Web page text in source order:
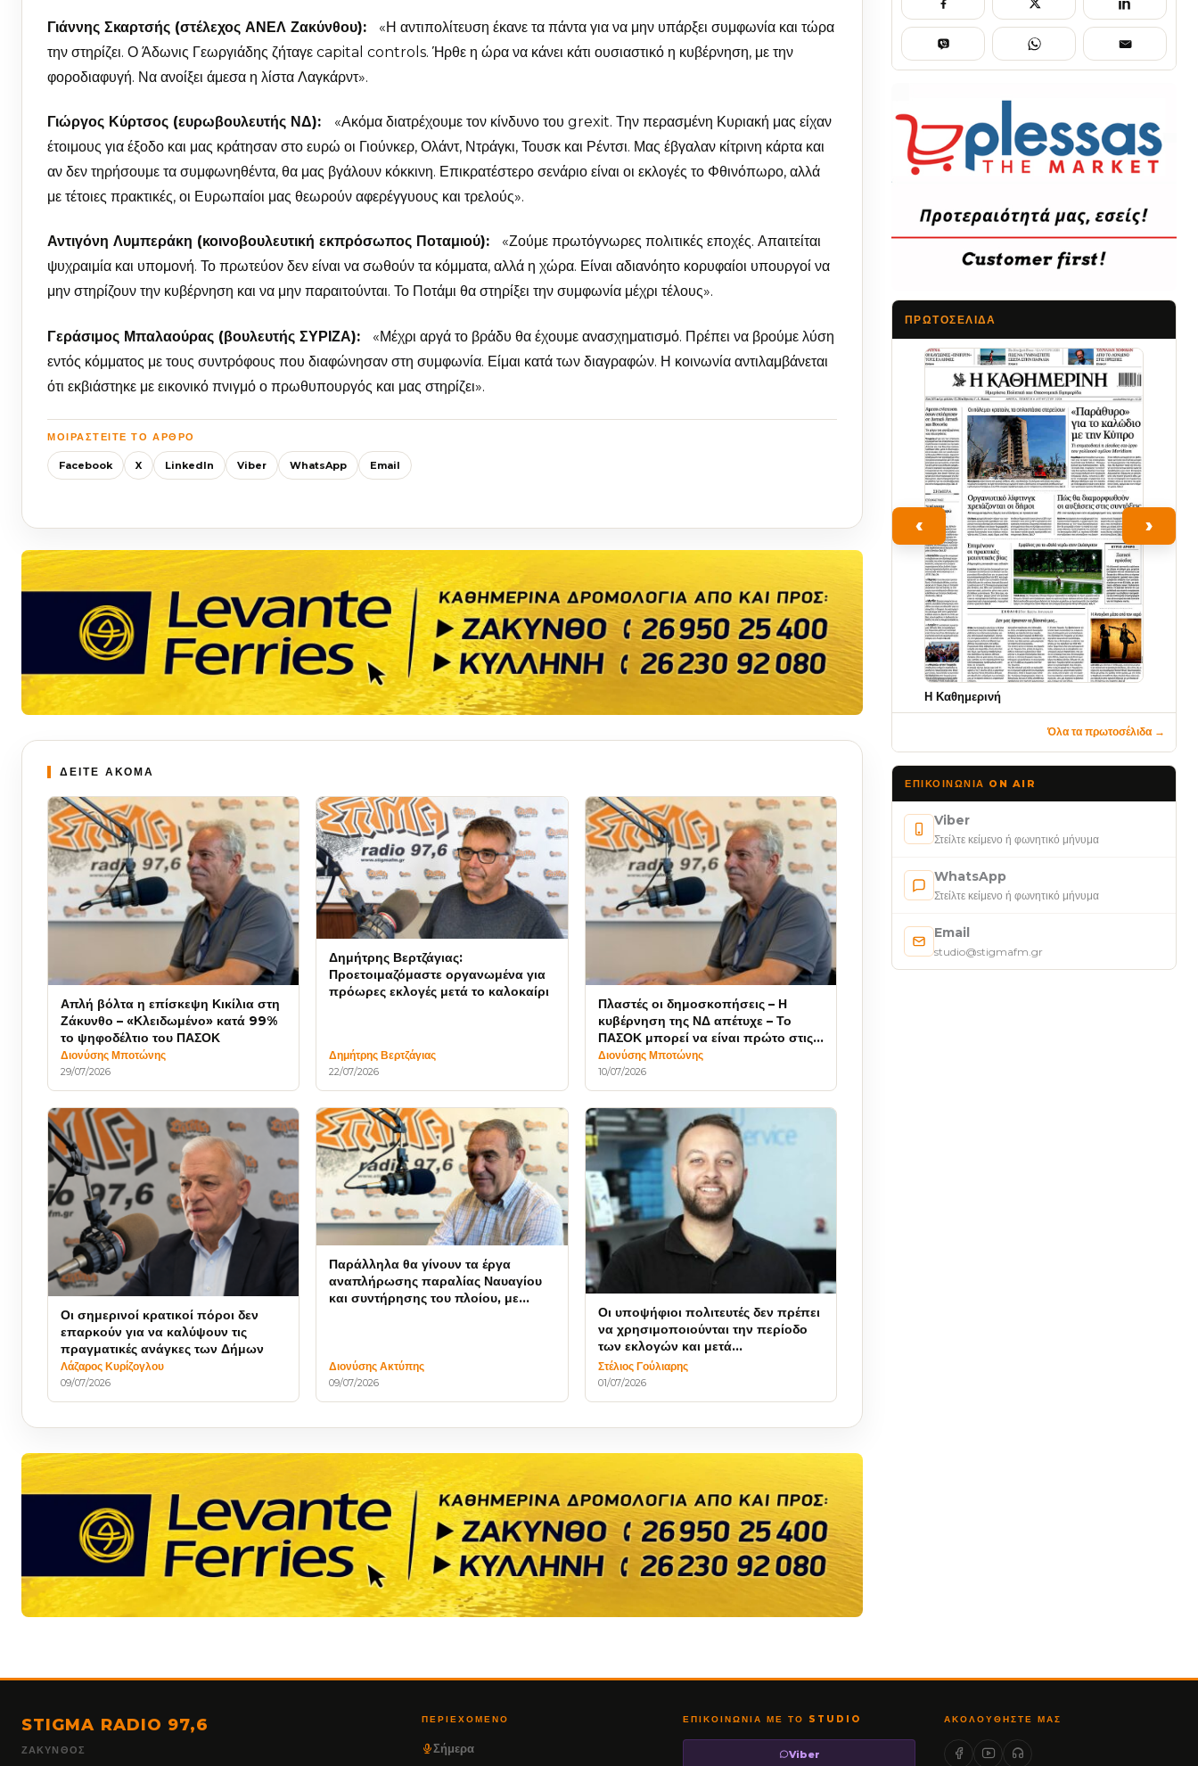
Γιάννης Σκαρτσής (στέλεχος ΑΝΕΛ Ζακύνθου): «Η αντιπολίτευση έκανε τα πάντα για να μην υπάρξει συμφωνία και τώρα
την στηρίζει. Ο Άδωνις Γεωργιάδης ζήταγε capital controls. Ήρθε η ώρα να κάνει κάτι ουσιαστικό η κυβέρνηση, με την
φοροδιαφυγή. Να ανοίξει άμεσα η λίστα Λαγκάρντ».
Γιώργος Κύρτσος (ευρωβουλευτής ΝΔ): «Ακόμα διατρέχουμε τον κίνδυνο του grexit. Την περασμένη Κυριακή μας είχαν
έτοιμους για έξοδο και μας κράτησαν στο ευρώ οι Γιούνκερ, Ολάντ, Ντράγκι, Τουσκ και Ρέντσι. Μας έβγαλαν κίτρινη κάρτα και
αν δεν τηρήσουμε τα συμφωνηθέντα, θα μας βγάλουν κόκκινη. Επικρατέστερο σενάριο είναι οι εκλογές το Φθινόπωρο, αλλά
με τέτοιες πρακτικές, οι Ευρωπαίοι μας θεωρούν αφερέγγυους και τρελούς».
Αντιγόνη Λυμπεράκη (κοινοβουλευτική εκπρόσωπος Ποταμιού): «Ζούμε πρωτόγνωρες πολιτικές εποχές. Απαιτείται
ψυχραιμία και υπομονή. Το πρωτεύον δεν είναι να σωθούν τα κόμματα, αλλά η χώρα. Είναι αδιανόητο κορυφαίοι υπουργοί να
μην στηρίζουν την κυβέρνηση και να μην παραιτούνται. Το Ποτάμι θα στηρίξει την συμφωνία μέχρι τέλους».
Γεράσιμος Μπαλαούρας (βουλευτής ΣΥΡΙΖΑ): «Μέχρι αργά το βράδυ θα έχουμε ανασχηματισμό. Πρέπει να βρούμε λύση
εντός κόμματος με τους συντρόφους που διαφώνησαν στη συμφωνία. Είμαι κατά των διαγραφών. Η κοινωνία αντιλαμβάνεται
ότι εκβιάστηκε με εικονικό πνιγμό ο πρωθυπουργός και μας στηρίζει».
ΜΟΙΡΑΣΤΕΊΤΕ ΤΟ ΆΡΘΡΟ
Facebook X LinkedIn Viber WhatsApp Email
ΔΕΙΤΕ ΑΚΟΜΑ
Απλή βόλτα η επίσκεψη Κικίλια στη
Ζάκυνθο – «Κλειδωμένο» κατά 99%
το ψηφοδέλτιο του ΠΑΣΟΚ
Διονύσης Μποτώνης
29/07/2026
Δημήτρης Βερτζάγιας:
Προετοιμαζόμαστε οργανωμένα για
πρόωρες εκλογές μετά το καλοκαίρι
Δημήτρης Βερτζάγιας
22/07/2026
Πλαστές οι δημοσκοπήσεις – Η
κυβέρνηση της ΝΔ απέτυχε – Το
ΠΑΣΟΚ μπορεί να είναι πρώτο στις
εκλογές
Διονύσης Μποτώνης
10/07/2026
Οι σημερινοί κρατικοί πόροι δεν
επαρκούν για να καλύψουν τις
πραγματικές ανάγκες των Δήμων
Λάζαρος Κυρίζογλου
09/07/2026
Παράλληλα θα γίνουν τα έργα
αναπλήρωσης παραλίας Ναυαγίου
και συντήρησης του πλοίου, με
Διονύσης Ακτύπης
09/07/2026
Οι υποψήφιοι πολιτευτές δεν πρέπει
να χρησιμοποιούνται την περίοδο
των εκλογών και μετά
παραμερίζονται
Στέλιος Γούλιαρης
01/07/2026
ΠΡΩΤΟΣΈΛΙΔΑ
‹
Η Καθημερινή
›
Όλα τα πρωτοσέλιδα →
ΕΠΙΚΟΙΝΩΝΊΑ ON AIR
Viber
Στείλτε κείμενο ή φωνητικό μήνυμα
WhatsApp
Στείλτε κείμενο ή φωνητικό μήνυμα
Email
studio@stigmafm.gr
STIGMA RADIO 97,6
ΖΆΚΥΝΘΟΣ
ΠΕΡΙΕΧΌΜΕΝΟ
Σήμερα
ΕΠΙΚΟΙΝΩΝΊΑ ΜΕ ΤΟ STUDIO
Viber
ΑΚΟΛΟΥΘΉΣΤΕ ΜΑΣ